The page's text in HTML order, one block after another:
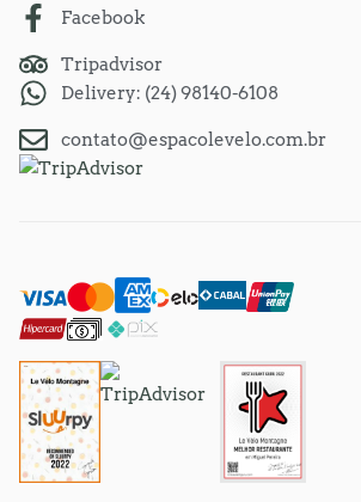
Facebook
Tripadvisor
Delivery: (24) 98140-6108
contato@espacolevelo.com.br